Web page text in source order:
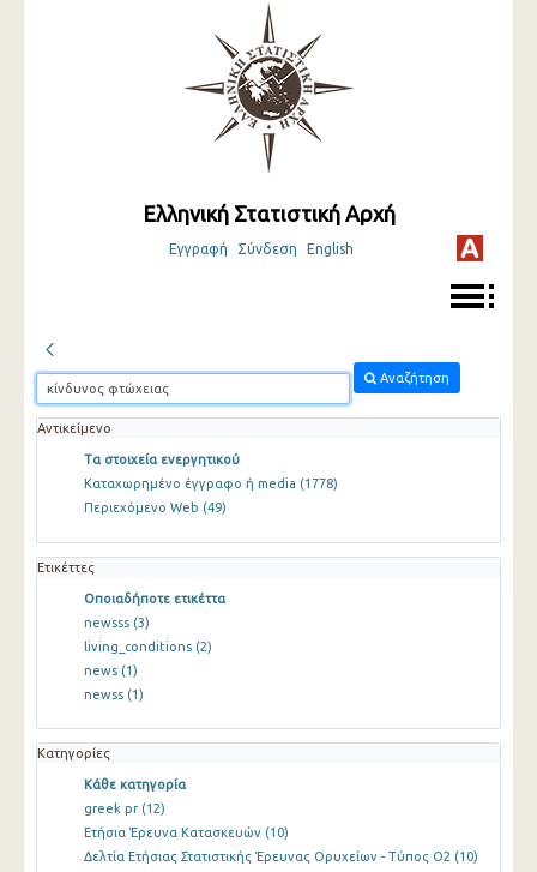
Ελληνική Στατιστική Αρχή
Εγγραφή Σύνδεση English
Αναζήτηση
Αντικείμενο
Τα στοιχεία ενεργητικού
Καταχωρημένο έγγραφο ή media (1778)
Περιεχόμενο Web (49)
Ετικέττες
Οποιαδήποτε ετικέττα
newsss (3)
living_conditions (2)
news (1)
newss (1)
Κατηγορίες
Κάθε κατηγορία
greek pr (12)
Ετήσια Έρευνα Κατασκευών (10)
Δελτία Ετήσιας Στατιστικής Έρευνας Ορυχείων - Τύπος Ο2 (10)